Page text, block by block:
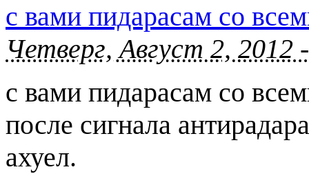
с вами пидарасам со
Четверг, Август 2, 2012
с вами пидарасам со
после сигнала
ахуел.